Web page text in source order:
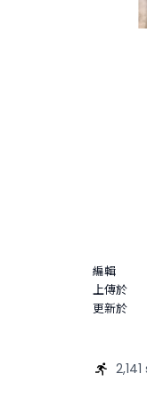
編輯
上傳於
更新於